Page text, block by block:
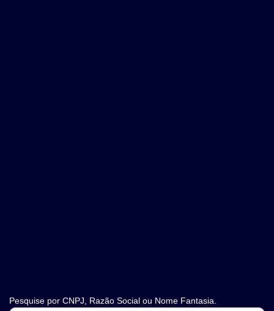
Pesquise por CNPJ, Razão Social ou Nome Fantasia.